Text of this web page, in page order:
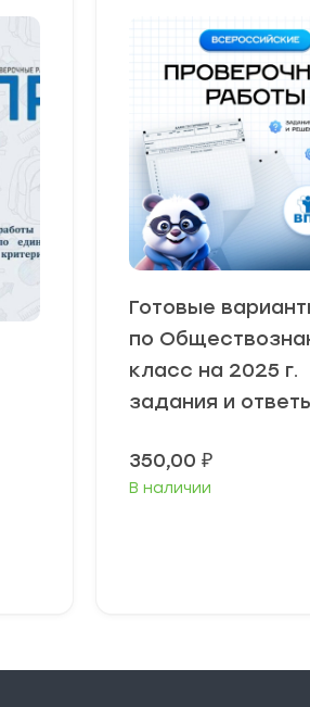
Готовые
по
класс на 2025 г.
задания и
350,00 ₽
В наличии